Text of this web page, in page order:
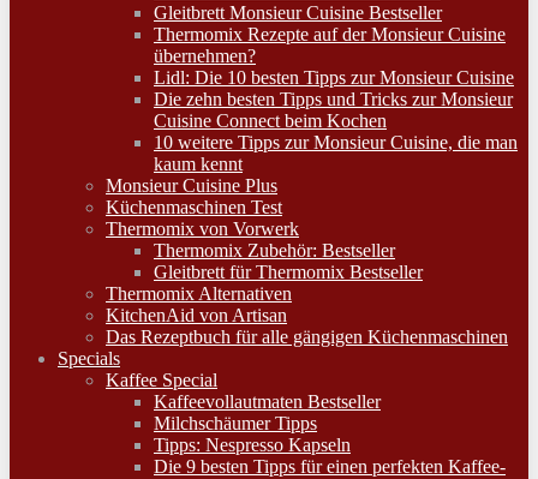
Gleitbrett Monsieur Cuisine Bestseller
Thermomix Rezepte auf der Monsieur Cuisine
übernehmen?
Lidl: Die 10 besten Tipps zur Monsieur Cuisine
Die zehn besten Tipps und Tricks zur Monsieur
Cuisine Connect beim Kochen
10 weitere Tipps zur Monsieur Cuisine, die man
kaum kennt
Monsieur Cuisine Plus
Küchenmaschinen Test
Thermomix von Vorwerk
Thermomix Zubehör: Bestseller
Gleitbrett für Thermomix Bestseller
Thermomix Alternativen
KitchenAid von Artisan
Das Rezeptbuch für alle gängigen Küchenmaschinen
Specials
Kaffee Special
Kaffeevollautmaten Bestseller
Milchschäumer Tipps
Tipps: Nespresso Kapseln
Die 9 besten Tipps für einen perfekten Kaffee-